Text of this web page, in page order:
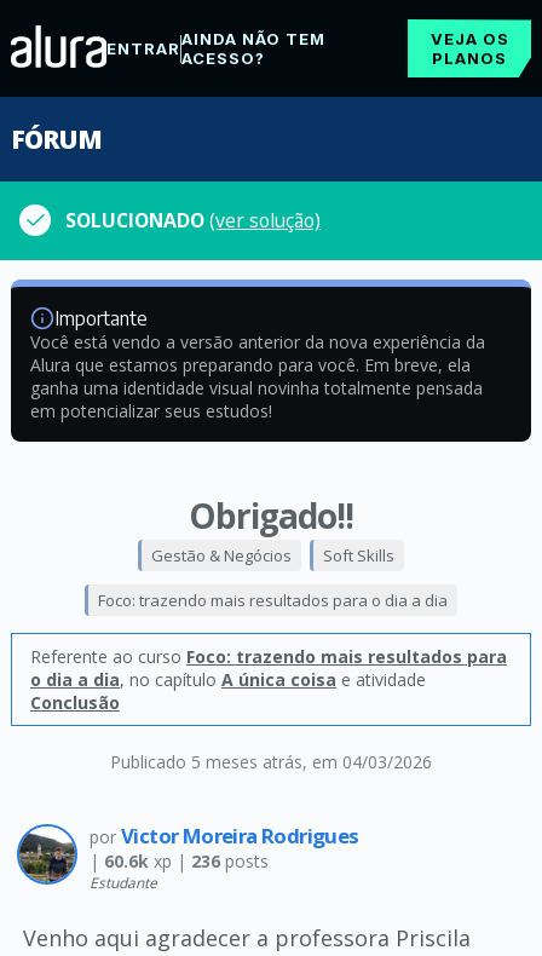
ENTRARAINDA NÃO TEM
ACESSO?
VEJA OS
PLANOS
FÓRUM
SOLUCIONADO(ver solução)
Importante
Você está vendo a versão anterior da nova experiência da
Alura que estamos preparando para você. Em breve, ela
ganha uma identidade visual novinha totalmente pensada
em potencializar seus estudos!
Obrigado!!
Publicado 5 meses atrás, em 04/03/2026
Gestão & Negócios Soft Skills
Foco: trazendo mais resultados para o dia a dia
Referente ao curso Foco: trazendo mais resultados para
o dia a dia, no capítulo A única coisa e atividade
Conclusão
por Victor Moreira Rodrigues
| 60.6kxp | 236posts
Estudante
Venho aqui agradecer a professora Priscila